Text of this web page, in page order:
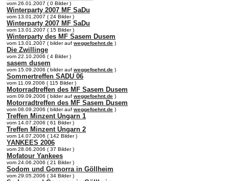
vom 26.01.2007 ( 0 Bilder )
Winterparty 2007 MF SaDu
vom 13.01.2007 ( 24 Bilder )
Winterparty 2007 MF SaDu
vom 13.01.2007 ( 15 Bilder )
Winterparty des MF Sasem Dusem
vom 13.01.2007 ( bilder auf weggefoehnt.de )
Die Zwillinge
vom 22.10.2006 ( 4 Bilder )
sasem dusem
vom 15.09.2006 ( bilder auf weggefoehnt.de )
Sommertreffen SADU 06
vom 11.09.2006 ( 115 Bilder )
Motorradtreffen des MF Sasem Dusem
vom 09.09.2006 ( bilder auf weggefoehnt.de )
Motorradtreffen des MF Sasem Dusem
vom 08.09.2006 ( bilder auf weggefoehnt.de )
Treffen Minzent Ungarn 1
vom 14.07.2006 ( 61 Bilder )
Treffen Minzent Ungarn 2
vom 14.07.2006 ( 142 Bilder )
YANKEES 2006
vom 28.06.2006 ( 37 Bilder )
Mofatour Yankees
vom 24.06.2006 ( 21 Bilder )
Sodom und Gomorra in Göllheim
vom 29.05.2006 ( 34 Bilder )